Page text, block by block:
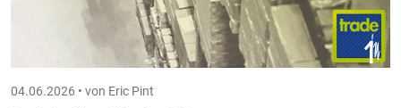
04.06.2026 • von Eric Pint